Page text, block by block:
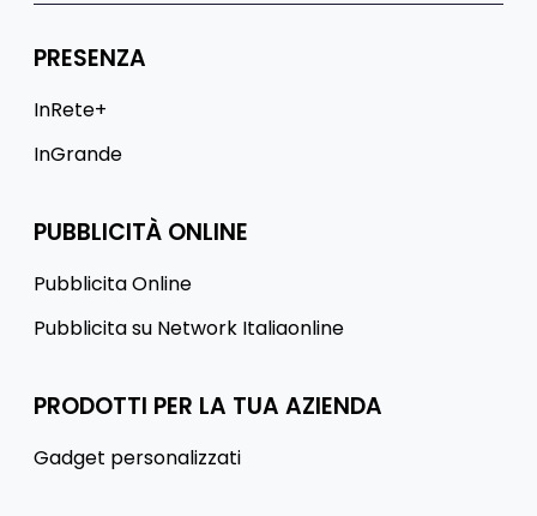
PRESENZA
InRete+
InGrande
PUBBLICITÀ ONLINE
Pubblicita Online
Pubblicita su Network Italiaonline
PRODOTTI PER LA TUA AZIENDA
Gadget personalizzati